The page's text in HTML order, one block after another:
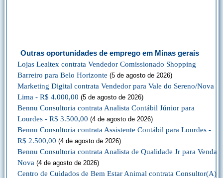
Outras oportunidades de emprego em Minas gerais
Lojas Lealtex contrata Vendedor Comissionado Shopping
Barreiro para Belo Horizonte (5 de agosto de 2026)
Marketing Digital contrata Vendedor para Vale do Sereno/Nova
Lima - R$ 4.000,00 (5 de agosto de 2026)
Bennu Consultoria contrata Analista Contábil Júnior para
Lourdes - R$ 3.500,00 (4 de agosto de 2026)
Bennu Consultoria contrata Assistente Contábil para Lourdes -
R$ 2.500,00 (4 de agosto de 2026)
Bennu Consultoria contrata Analista de Qualidade Jr para Venda
Nova (4 de agosto de 2026)
Centro de Cuidados de Bem Estar Animal contrata Consultor(A)